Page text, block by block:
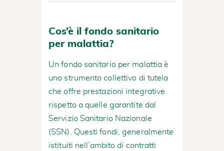
Cos’è il fondo sanitario
per malattia?
Un fondo sanitario per malattia è
uno strumento collettivo di tutela
che offre prestazioni integrative
rispetto a quelle garantite dal
Servizio Sanitario Nazionale
(SSN). Questi fondi, generalmente
istituiti nell’ambito di contratti